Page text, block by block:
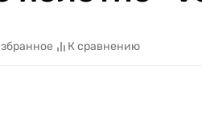
К сравнению